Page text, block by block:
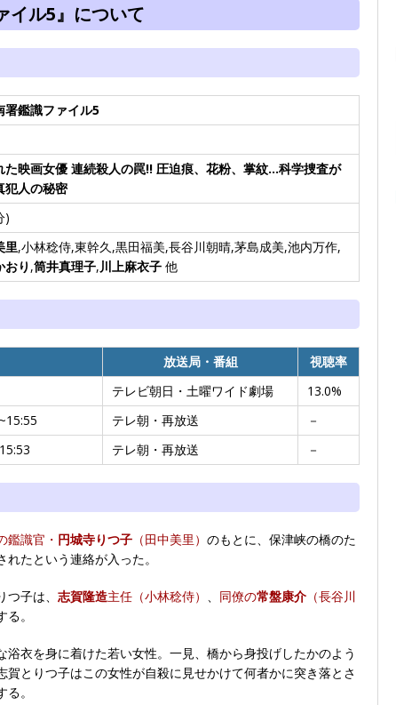
イル5』について
署鑑識ファイル5
た映画女優 連続殺人の罠!! 圧迫痕、花粉、掌紋…科学捜査が
犯人の秘密
)
里,小林稔侍,東幹久,黒田福美,長谷川朝晴,茅島成美,池内万作,
おり ,筒井真理子,川上麻衣子 他
放送局・番組
視聴率
テレビ朝日・土曜ワイド劇場
13.0%
テレ朝・再放送
－
テレ朝・再放送 －
鑑識官・ 円城寺りつ子 （田中美里） のもとに、保津峡の橋のた
たという連絡が入った。
子は、 志賀隆造主任（小林稔侍） 同僚の常盤康介 （長谷川
。
浴衣を身に着けた若い女性。一見、橋から身投げしたかのよう
賀とりつ子はこの女性が自殺に見せかけて何者かに突き落とさ
。